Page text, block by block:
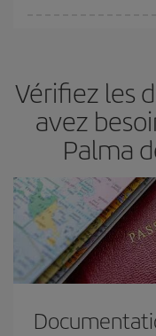
billets, plus vous
restant flexible sur les
recherche, vous pourrez
Vérifiez les
avez
Palma